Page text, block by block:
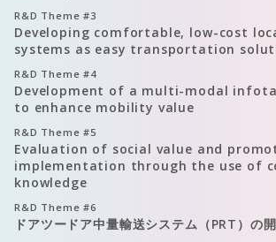
R&D Theme #3
Developing comfortable, low-cost
systems as easy transportation
R&D Theme #4
Development of a multi-modal
to enhance mobility value
R&D Theme #5
Evaluation of social value and
implementation through the use of
knowledge
R&D Theme #6
ドアツードア中量輸送システム（PRT）の